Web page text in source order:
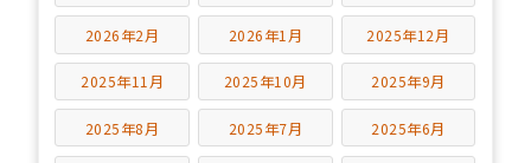
2026年2月 2026年1月 2025年12月
2025年11月 2025年10月 2025年9月
2025年8月 2025年7月 2025年6月